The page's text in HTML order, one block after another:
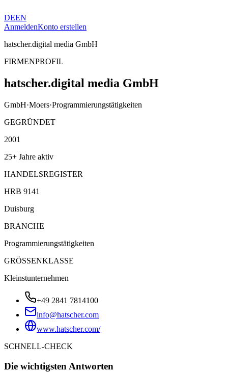
DEEN
AnmeldenKonto erstellen
hatscher.digital media GmbH
FIRMENPROFIL
hatscher.digital media GmbH
GmbH·Moers·Programmierungstätigkeiten
GEGRÜNDET
2001
25+ Jahre aktiv
HANDELSREGISTER
HRB 9141
Duisburg
BRANCHE
Programmierungstätigkeiten
GRÖSSENKLASSE
Kleinstunternehmen
+49 2841 7814100
info@hatscher.com
www.hatscher.com/
SCHNELL-CHECK
Die wichtigsten Antworten